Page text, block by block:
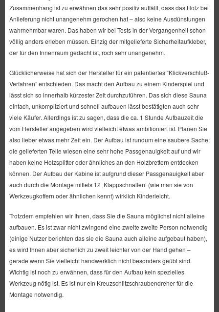
Zusammenhang ist zu erwähnen das sehr positiv auffällt, dass das Holz bei
Anlieferung nicht unangenehm gerochen hat – also keine Ausdünstungen
wahrnehmbar waren. Das haben wir bei Tests in der Vergangenheit schon
völlig anders erleben müssen. Einzig der mitgelieferte Sicherheitaufkleber,
der für den Innenraum gedacht ist, roch sehr unangenehm.
Glücklicherweise hat sich der Hersteller für ein patentiertes “Klickverschluß-
Verfahren” entschieden. Das macht den Aufbau zu einem Kinderspiel und
lässt sich so innerhalb kürzester Zeit durchzuführen. Das sich diese Sauna
einfach, unkompliziert und schnell aufbauen lässt bestätigten auch sehr
viele Käufer. Allerdings ist zu sagen, dass die ca. 1 Stunde Aufbauzeit die
vom Hersteller angegeben wird vielleicht etwas ambitioniert ist. Planen Sie
also lieber etwas mehr Zeit ein. Der Aufbau ist rundum eine saubere Sache:
die gelieferten Teile wiesen eine sehr hohe Passgenauigkeit auf und wir
haben keine Holzsplitter oder ähnliches an den Holzbrettern entdecken
können. Der Aufbau der Kabine ist aufgrund dieser Passgenauigkeit aber
auch durch die Montage mittels 12 ‚Klappschnallen‘ (wie man sie von
Werkzeugkoffern oder ähnlichen kennt) wirklich Kinderleicht.
Trotzdem empfehlen wir Ihnen, dass Sie die Sauna möglichst nicht alleine
aufbauen. Es ist zwar nicht zwingend eine zweite zweite Person notwendig
(einige Nutzer berichten das sie die Sauna auch alleine aufgebaut haben),
es wird Ihnen aber sicherlich zu zweit leichter von der Hand gehen –
gerade wenn Sie vielleicht handwerklich nicht besonders geübt sind.
Wichtig ist noch zu erwähnen, dass für den Aufbau kein spezielles
Werkzeug nötig ist. Es ist nur ein Kreuzschlitzschraubendreher für die
Montage notwendig.